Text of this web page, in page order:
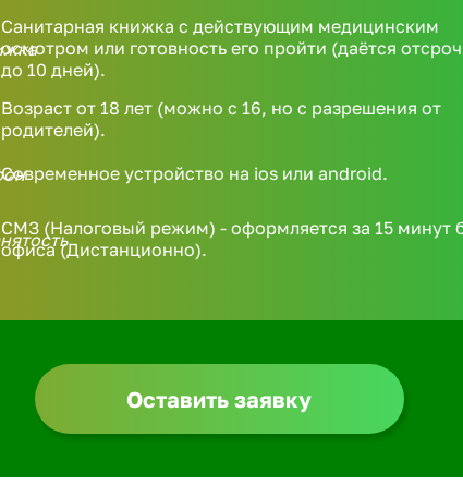
Санитарная книжка с действующим медицинским
осмотром или готовность его пройти (даётся
до 10 дней).
Возраст от 18 лет (можно с 16, но с разрешения от
родителей).
Современное устройство на ios или android.
СМЗ (Налоговый режим) - оформляется за 15 минут
офиса (Дистанционно).
Оставить заявку